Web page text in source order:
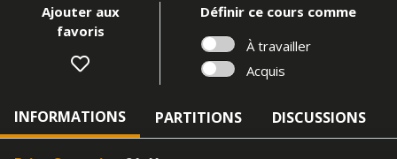
Ajouter aux
favoris
Définir ce cours comme
À travailler
Acquis
INFORMATIONS PARTITIONS DISCUSSIONS